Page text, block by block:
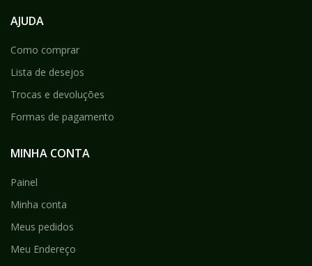
AJUDA
Como comprar
Lista de desejos
Trocas e devoluções
Formas de pagamento
MINHA CONTA
Painel
Minha conta
Meus pedidos
Meu Endereço